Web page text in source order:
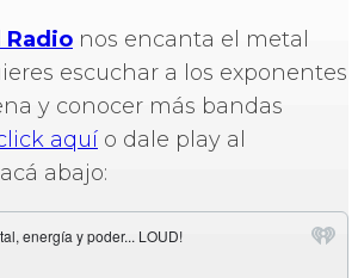
Radio nos encanta el metal
escuchar a los exponentes
y conocer más bandas
aquí o dale play al
abajo: